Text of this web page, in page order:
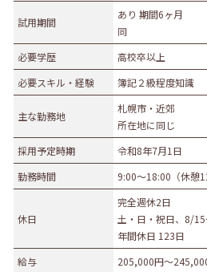
医薬品小売業
教育・学習支援業
金
不動産業
飲食サービス業
医
その他サービス
生
社会福祉・介護事業
その
募集職種
販売職
試用期間
あり 期間6ヶ月
同
必要学歴
高校卒以上
必要スキル・経験
簿記２級程度知識
主な勤務地
札幌市・近郊
所在地に同じ
採用予定時期
令和8年7月1日
勤務時間
9:00～18:00（休憩
休日
完全週休2日
土・日・祝日、8/
年間休日 123日
給与
205,000円〜